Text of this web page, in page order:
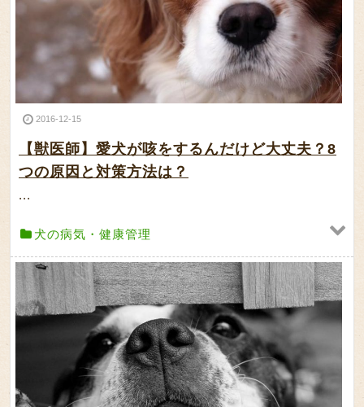
2016-12-15
【獣医師】愛犬が咳をするんだけど大丈夫？8
つの原因と対策方法は？
...
犬の病気・健康管理